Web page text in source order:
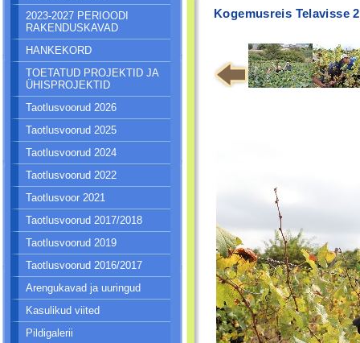
2023-2027 PERIOODI
RAKENDUSKAVAD
HANKEKORD
TOETATUD PROJEKTID JA
ÜHISPROJEKTID
Taotlusvoorud 2026
Taotlusvoorud 2025
Taotlusvoorud 2024
Taotlusvoorud 2022
Taotlusvoor 2021
Taotlusvoorud 2017/2018
Taotlusvoorud 2019
Taotlusvoorud 2016/2017
Arengukavad ja uuringud
Kasulikud viited
Pildigalerii
Kogemusreis Telavisse